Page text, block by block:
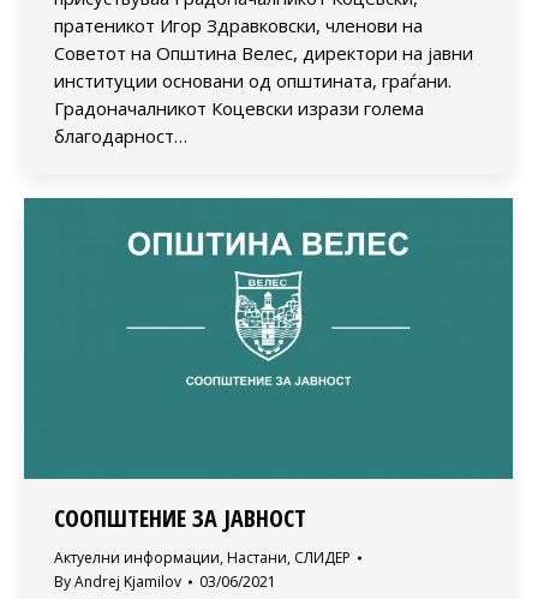
пратеникот Игор Здравковски, членови на
Советот на Општина Велес, директори на јавни
институции основани од општината, граѓани.
Градоначалникот Коцевски изрази голема
благодарност…
СООПШТЕНИЕ ЗА ЈАВНОСТ
Актуелни информации, Настани, СЛИДЕР
ByAndrej Kjamilov 03/06/2021